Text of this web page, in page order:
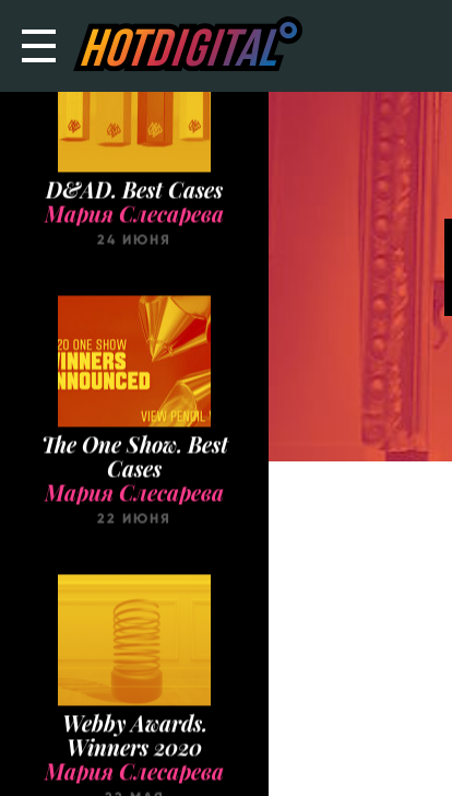
D&AD. Best Cases
Мария Слесарева
24 ИЮНЯ
The One Show. Best
Cases
Мария Слесарева
22 ИЮНЯ
Webby Awards.
Winners 2020
Мария Слесарева
22 МАЯ